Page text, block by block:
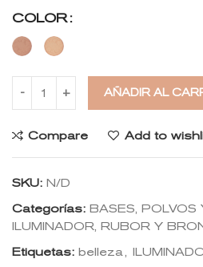
COLOR
AÑADIR AL
Compare Add to
SKU: N/D
Categorías: BASES, POLVOS
ILUMINADOR, RUBOR Y
Etiquetas: belleza